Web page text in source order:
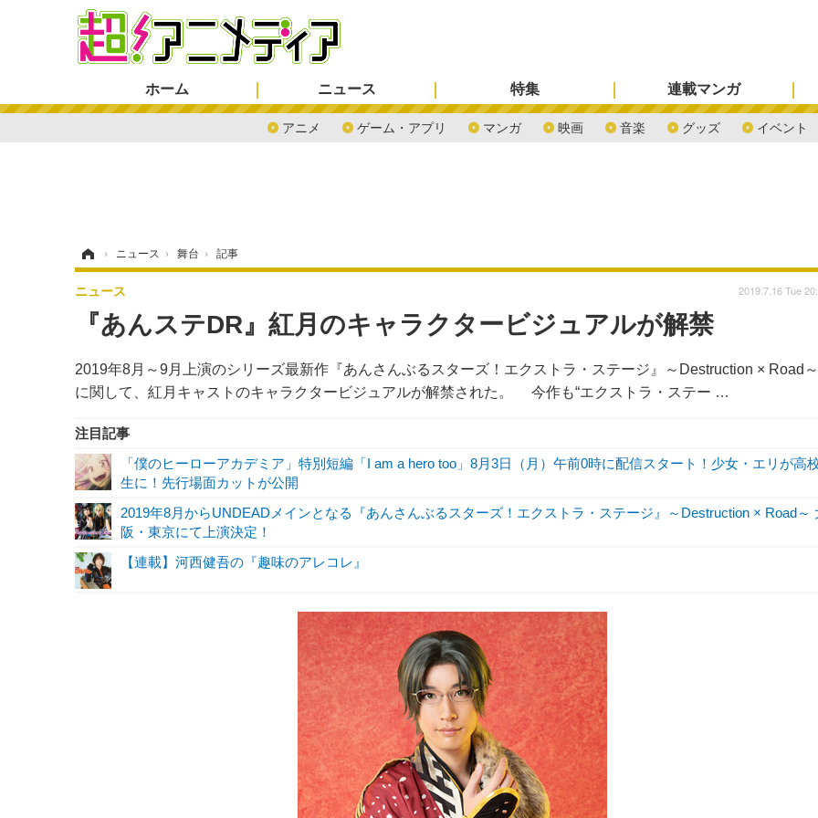
ホーム ニュース
アニメ ゲーム・アプリ マンガ 映画 音楽 グッズ イベント
特集 連載マンガ
› ニュース › 舞台 › 記事
『あんステDR』紅月のキャラクタービジュアルが解禁
2019年8月～9月上演のシリーズ最新作『あんさんぶるスターズ！エクストラ・ステージ』～Destruction × Road～
に関して、紅月キャストのキャラクタービジュアルが解禁された。 今作も“エクストラ・ステー …
ニュース 2019.7.16 Tue
注目記事
「僕のヒーローアカデミア」特別短編「I am a hero too」8月3日（月）午前0時に配信スタート！少女・エリが高
生に！先行場面カットが公開
2019年8月からUNDEADメインとなる『あんさんぶるスターズ！エクストラ・ステージ』～Destruction × Road～
阪・東京にて上演決定！
【連載】河西健吾の『趣味のアレコレ』